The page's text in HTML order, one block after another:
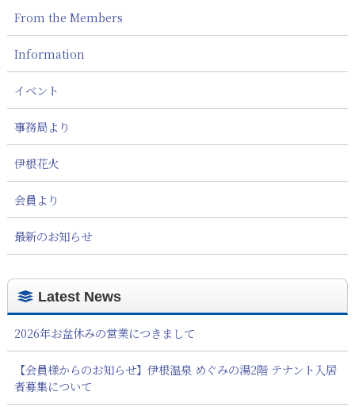
From the Members
Information
イベント
事務局より
伊根花火
会員より
最新のお知らせ
Latest News
2026年お盆休みの営業につきまして
【会員様からのお知らせ】伊根温泉 めぐみの湯2階 テナント入居
者募集について